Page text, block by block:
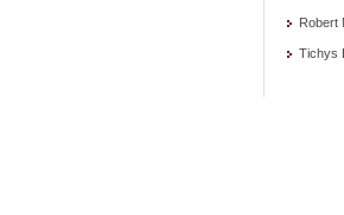
Robert
Tichys